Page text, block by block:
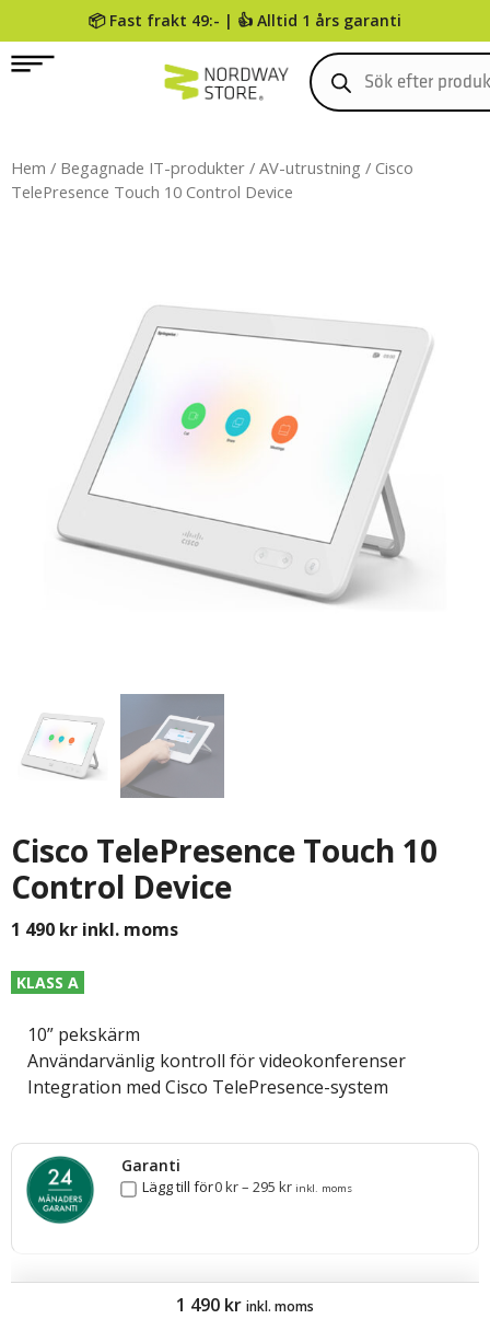
📦 Fast frakt 49:- | 👍 Alltid 1 års garanti
0
Hem / Begagnade IT-produkter / AV-utrustning / Cisco
TelePresence Touch 10 Control Device
Cisco TelePresence Touch 10
Control Device
1 490 kr inkl. moms
KLASS A
10” pekskärm
Användarvänlig kontroll för videokonferenser
Integration med Cisco TelePresence-system
Garanti
Lägg till för0kr–295kr inkl. moms
1 490 kr inkl. moms